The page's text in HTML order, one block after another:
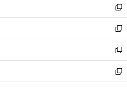
く
で
開
く
ド
ウ
で
開
く
ィ
ン
ド
ウ
で
開
く
い
ウ
ィ
ン
ド
ウ
で
開
新
し
い
ウ
ィ
ン
ド
ウ
新
し
い
ウ
ィ
ン
新
し
い
ウ
新
し